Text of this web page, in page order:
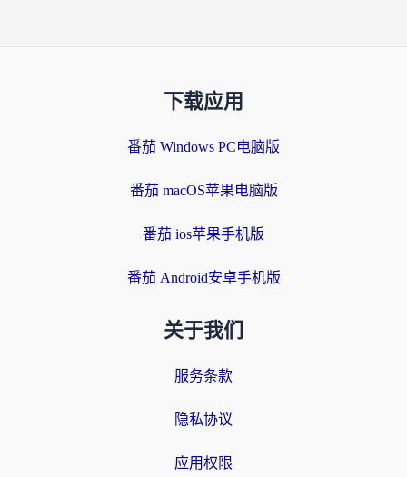
下载应用
番茄 Windows PC电脑版
番茄 macOS苹果电脑版
番茄 ios苹果手机版
番茄 Android安卓手机版
关于我们
服务条款
隐私协议
应用权限